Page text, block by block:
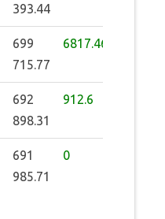
393.44
699
715.77
6817.46
692
898.31
912.6
691
985.71
0